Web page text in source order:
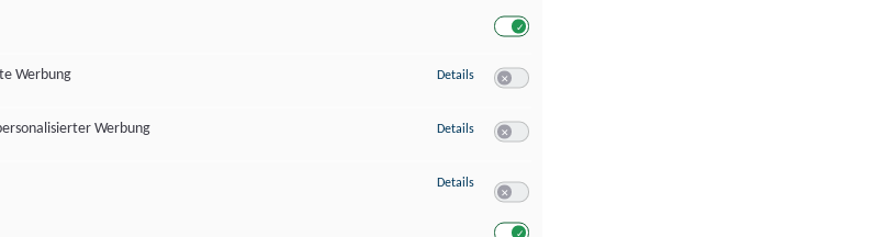
Werbung
Details zu Erstellung von Profilen für personalisierte Werbung
Werbung
Details zu Verwendung von Profilen zur Auswahl personalisierter Werbung
Details zu Messung der Werbeleistung